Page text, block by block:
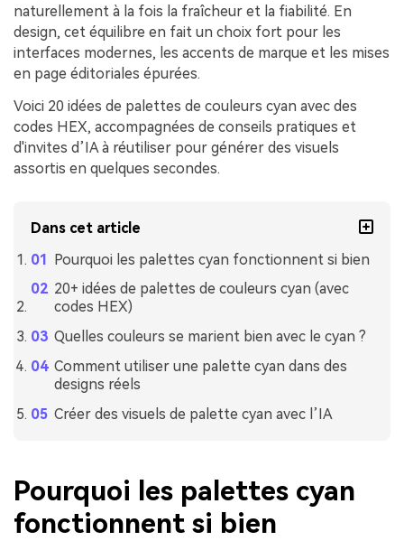
naturellement à la fois la fraîcheur et la fiabilité. En
design, cet équilibre en fait un choix fort pour les
interfaces modernes, les accents de marque et les mises
en page éditoriales épurées.
Voici 20 idées de palettes de couleurs cyan avec des
codes HEX, accompagnées de conseils pratiques et
d'invites d’IA à réutiliser pour générer des visuels
assortis en quelques secondes.
Dans cet article
Pourquoi les palettes cyan fonctionnent si bien
20+ idées de palettes de couleurs cyan (avec
codes HEX)
Quelles couleurs se marient bien avec le cyan ?
Comment utiliser une palette cyan dans des
designs réels
Créer des visuels de palette cyan avec l’IA
Pourquoi les palettes cyan
fonctionnent si bien